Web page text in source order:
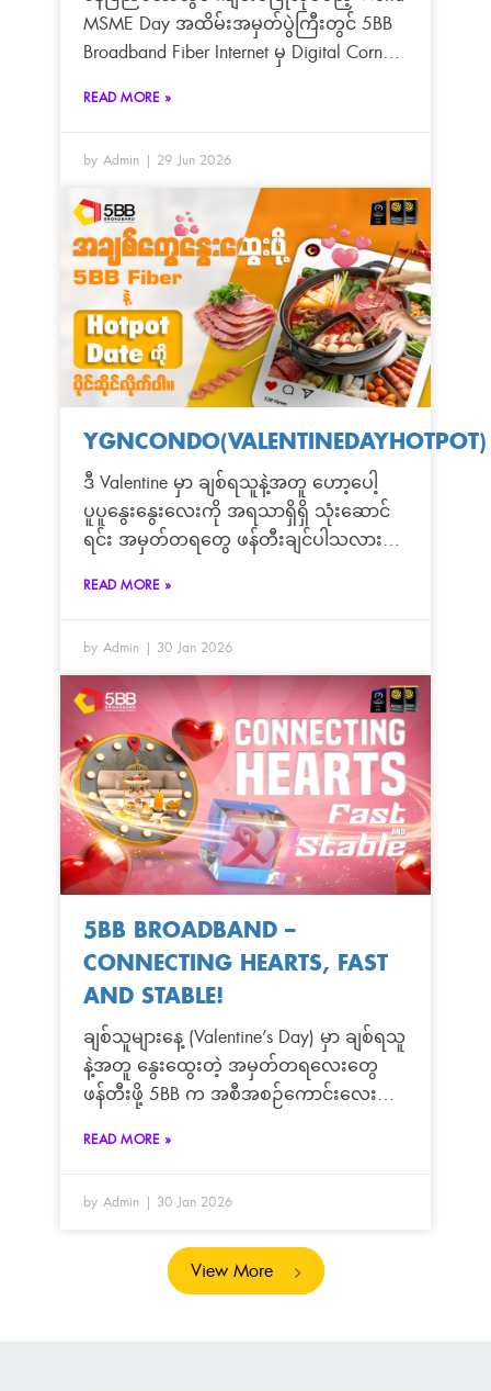
MSME Day အထိမ်းအမှတ်ပွဲကြီးတွင် 5BB
Broadband Fiber Internet မှ Digital Corner
တယ်ရှင်
READ MORE »
by Admin 29 Jun 2026
YGNCONDO(VALENTINEDAYHOTPOT)
ဒီ Valentine မှာ ချစ်ရသူနဲ့အတူ ဟော့ပေါ့
ပူပူနွေးနွေးလေးကို အရသာရှိရှိ သုံးဆောင်
ရင်း အမှတ်တရတွေ ဖန်တီးချင်ပါသလား?
Team မှ လူကြီးမင်းတို့အတွက် အထူးရင်ခုန်
လေး တစ်ခု ယူဆောင်လာပါပြီ! အိမ်မှာ
တည်ငြိမ်မြန်ဆန်တဲ့ Fiber Internet ကိုလည်း
သုံးရမယ်၊ ချစ်သူနဲ့အတူ Hot Pot City မှာ
အလကား စားရမယ့် အခွင့်အရေးကို
လက်လွတ်မခံလိုက်နဲ့နော်။
READ MORE »
by Admin 30 Jan 2026
5BB BROADBAND –
CONNECTING HEARTS, FAST
AND STABLE!
ချစ်သူများနေ့ (Valentine’s Day) မှာ ချစ်ရသူ
နဲ့အတူ နွေးထွေးတဲ့ အမှတ်တရလေးတွေ
ဖန်တီးဖို့ 5BB က အစီအစဉ်ကောင်းလေး
Valentine မှာ အင်တာနက်လိုင်း
နှစ်ယောက်အတူ အေးအေးလူလူ
စကားစမြည်ပြောလို့ရမယ့် Exclusive Tea
Set (၂) စုံ ကို ကံထူးရှင် စုံတွဲ (၂) တွဲအတွက်
READ MORE »
by Admin 30 Jan 2026
View More